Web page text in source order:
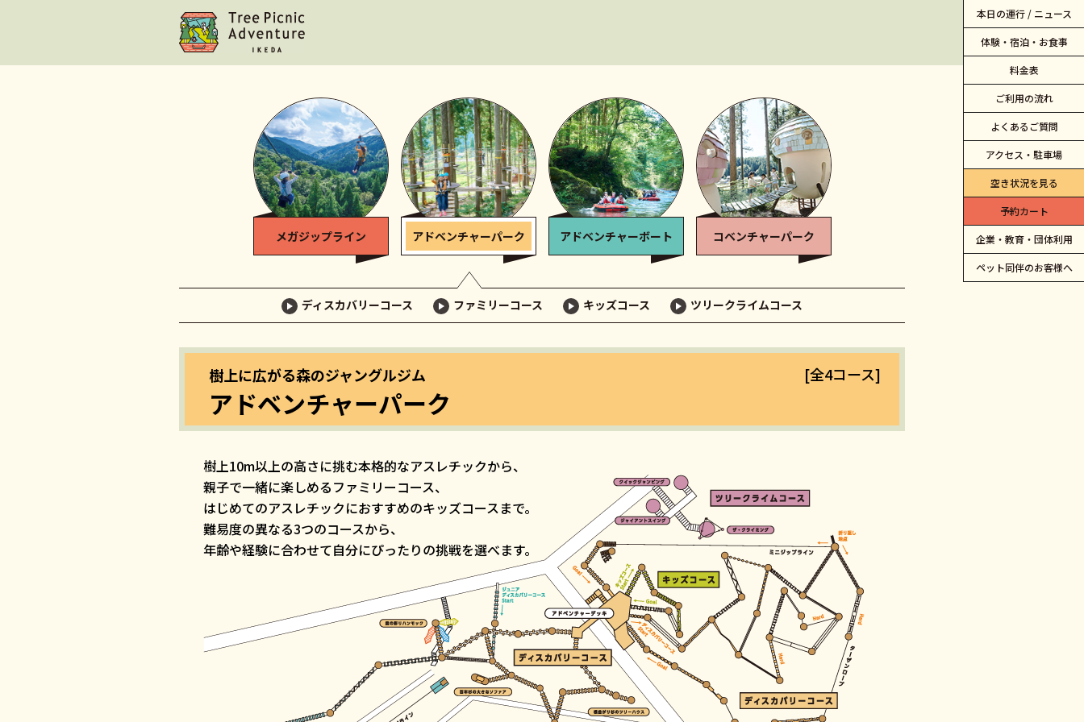
本日の運行 / ニュース
体験・宿泊・お食事
料金表
ご利用の流れ
よくあるご質問
アクセス・駐車場
空き状況を見る
予約カート
企業・教育・団体利用
ペット同伴のお客様へ
メガジップライン アドベンチャーパーク アドベンチャーボート コベンチャーパーク
ディスカバリーコース ファミリーコース キッズコース ツリークライムコース
樹上に広がる森のジャングルジム
アドベンチャーパーク
[全4コース]
樹上10m以上の高さに挑む本格的なアスレチックから、
親子で一緒に楽しめるファミリーコース、
はじめてのアスレチックにおすすめのキッズコースまで。
難易度の異なる3つのコースから、
年齢や経験に合わせて自分にぴったりの挑戦を選べます。